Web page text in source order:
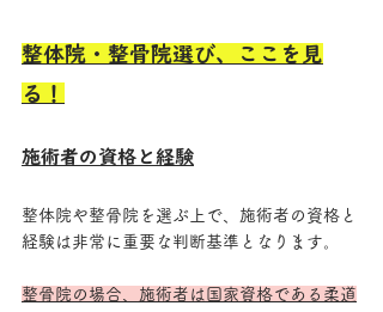
整体院・整骨院選び、ここを見
る！
施術者の資格と経験
整体院や整骨院を選ぶ上で、施術者の資格と
経験は非常に重要な判断基準となります。
整骨院の場合、施術者は国家資格である柔道